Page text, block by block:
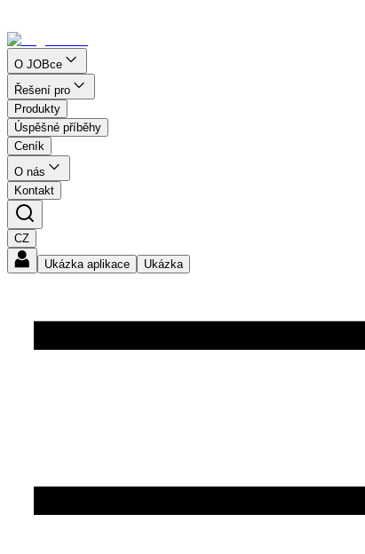
O JOBce
Řešení pro
Produkty
Úspěšné příběhy
Ceník
O nás
Kontakt
CZ
Ukázka aplikace
Ukázka